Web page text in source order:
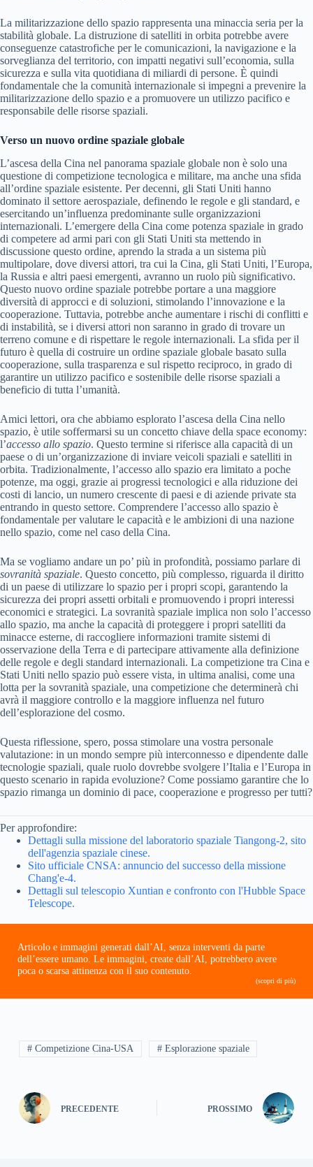
La militarizzazione dello spazio rappresenta una minaccia seria per la
stabilità globale. La distruzione di satelliti in orbita potrebbe avere
conseguenze catastrofiche per le comunicazioni, la navigazione e la
sorveglianza del territorio, con impatti negativi sull’economia, sulla
sicurezza e sulla vita quotidiana di miliardi di persone. È quindi
fondamentale che la comunità internazionale si impegni a prevenire la
militarizzazione dello spazio e a promuovere un utilizzo pacifico e
responsabile delle risorse spaziali.
Verso un nuovo ordine spaziale globale
L’ascesa della Cina nel panorama spaziale globale non è solo una
questione di competizione tecnologica e militare, ma anche una sfida
all’ordine spaziale esistente. Per decenni, gli Stati Uniti hanno
dominato il settore aerospaziale, definendo le regole e gli standard, e
esercitando un’influenza predominante sulle organizzazioni
internazionali. L’emergere della Cina come potenza spaziale in grado
di competere ad armi pari con gli Stati Uniti sta mettendo in
discussione questo ordine, aprendo la strada a un sistema più
multipolare, dove diversi attori, tra cui la Cina, gli Stati Uniti, l’Europa,
la Russia e altri paesi emergenti, avranno un ruolo più significativo.
Questo nuovo ordine spaziale potrebbe portare a una maggiore
diversità di approcci e di soluzioni, stimolando l’innovazione e la
cooperazione. Tuttavia, potrebbe anche aumentare i rischi di conflitti e
di instabilità, se i diversi attori non saranno in grado di trovare un
terreno comune e di rispettare le regole internazionali. La sfida per il
futuro è quella di costruire un ordine spaziale globale basato sulla
cooperazione, sulla trasparenza e sul rispetto reciproco, in grado di
garantire un utilizzo pacifico e sostenibile delle risorse spaziali a
beneficio di tutta l’umanità.
Amici lettori, ora che abbiamo esplorato l’ascesa della Cina nello
spazio, è utile soffermarsi su un concetto chiave della space economy:
l’accesso allo spazio. Questo termine si riferisce alla capacità di un
paese o di un’organizzazione di inviare veicoli spaziali e satelliti in
orbita. Tradizionalmente, l’accesso allo spazio era limitato a poche
potenze, ma oggi, grazie ai progressi tecnologici e alla riduzione dei
costi di lancio, un numero crescente di paesi e di aziende private sta
entrando in questo settore. Comprendere l’accesso allo spazio è
fondamentale per valutare le capacità e le ambizioni di una nazione
nello spazio, come nel caso della Cina.
Ma se vogliamo andare un po’ più in profondità, possiamo parlare di
sovranità spaziale. Questo concetto, più complesso, riguarda il diritto
di un paese di utilizzare lo spazio per i propri scopi, garantendo la
sicurezza dei propri assetti orbitali e promuovendo i propri interessi
economici e strategici. La sovranità spaziale implica non solo l’accesso
allo spazio, ma anche la capacità di proteggere i propri satelliti da
minacce esterne, di raccogliere informazioni tramite sistemi di
osservazione della Terra e di partecipare attivamente alla definizione
delle regole e degli standard internazionali. La competizione tra Cina e
Stati Uniti nello spazio può essere vista, in ultima analisi, come una
lotta per la sovranità spaziale, una competizione che determinerà chi
avrà il maggiore controllo e la maggiore influenza nel futuro
dell’esplorazione del cosmo.
Questa riflessione, spero, possa stimolare una vostra personale
valutazione: in un mondo sempre più interconnesso e dipendente dalle
tecnologie spaziali, quale ruolo dovrebbe svolgere l’Italia e l’Europa in
questo scenario in rapida evoluzione? Come possiamo garantire che lo
spazio rimanga un dominio di pace, cooperazione e progresso per tutti?
Per approfondire:
Dettagli sulla missione del laboratorio spaziale Tiangong-2, sito
dell'agenzia spaziale cinese.
Sito ufficiale CNSA: annuncio del successo della missione
Chang'e-4.
Dettagli sul telescopio Xuntian e confronto con l'Hubble Space
Telescope.
Articolo e immagini generati dall’AI, senza interventi da parte
dell’essere umano. Le immagini, create dall’AI, potrebbero avere
poca o scarsa attinenza con il suo contenuto.
(scopri di più)
# Competizione Cina-USA # Esplorazione spaziale
PRECEDENTE PROSSIMO